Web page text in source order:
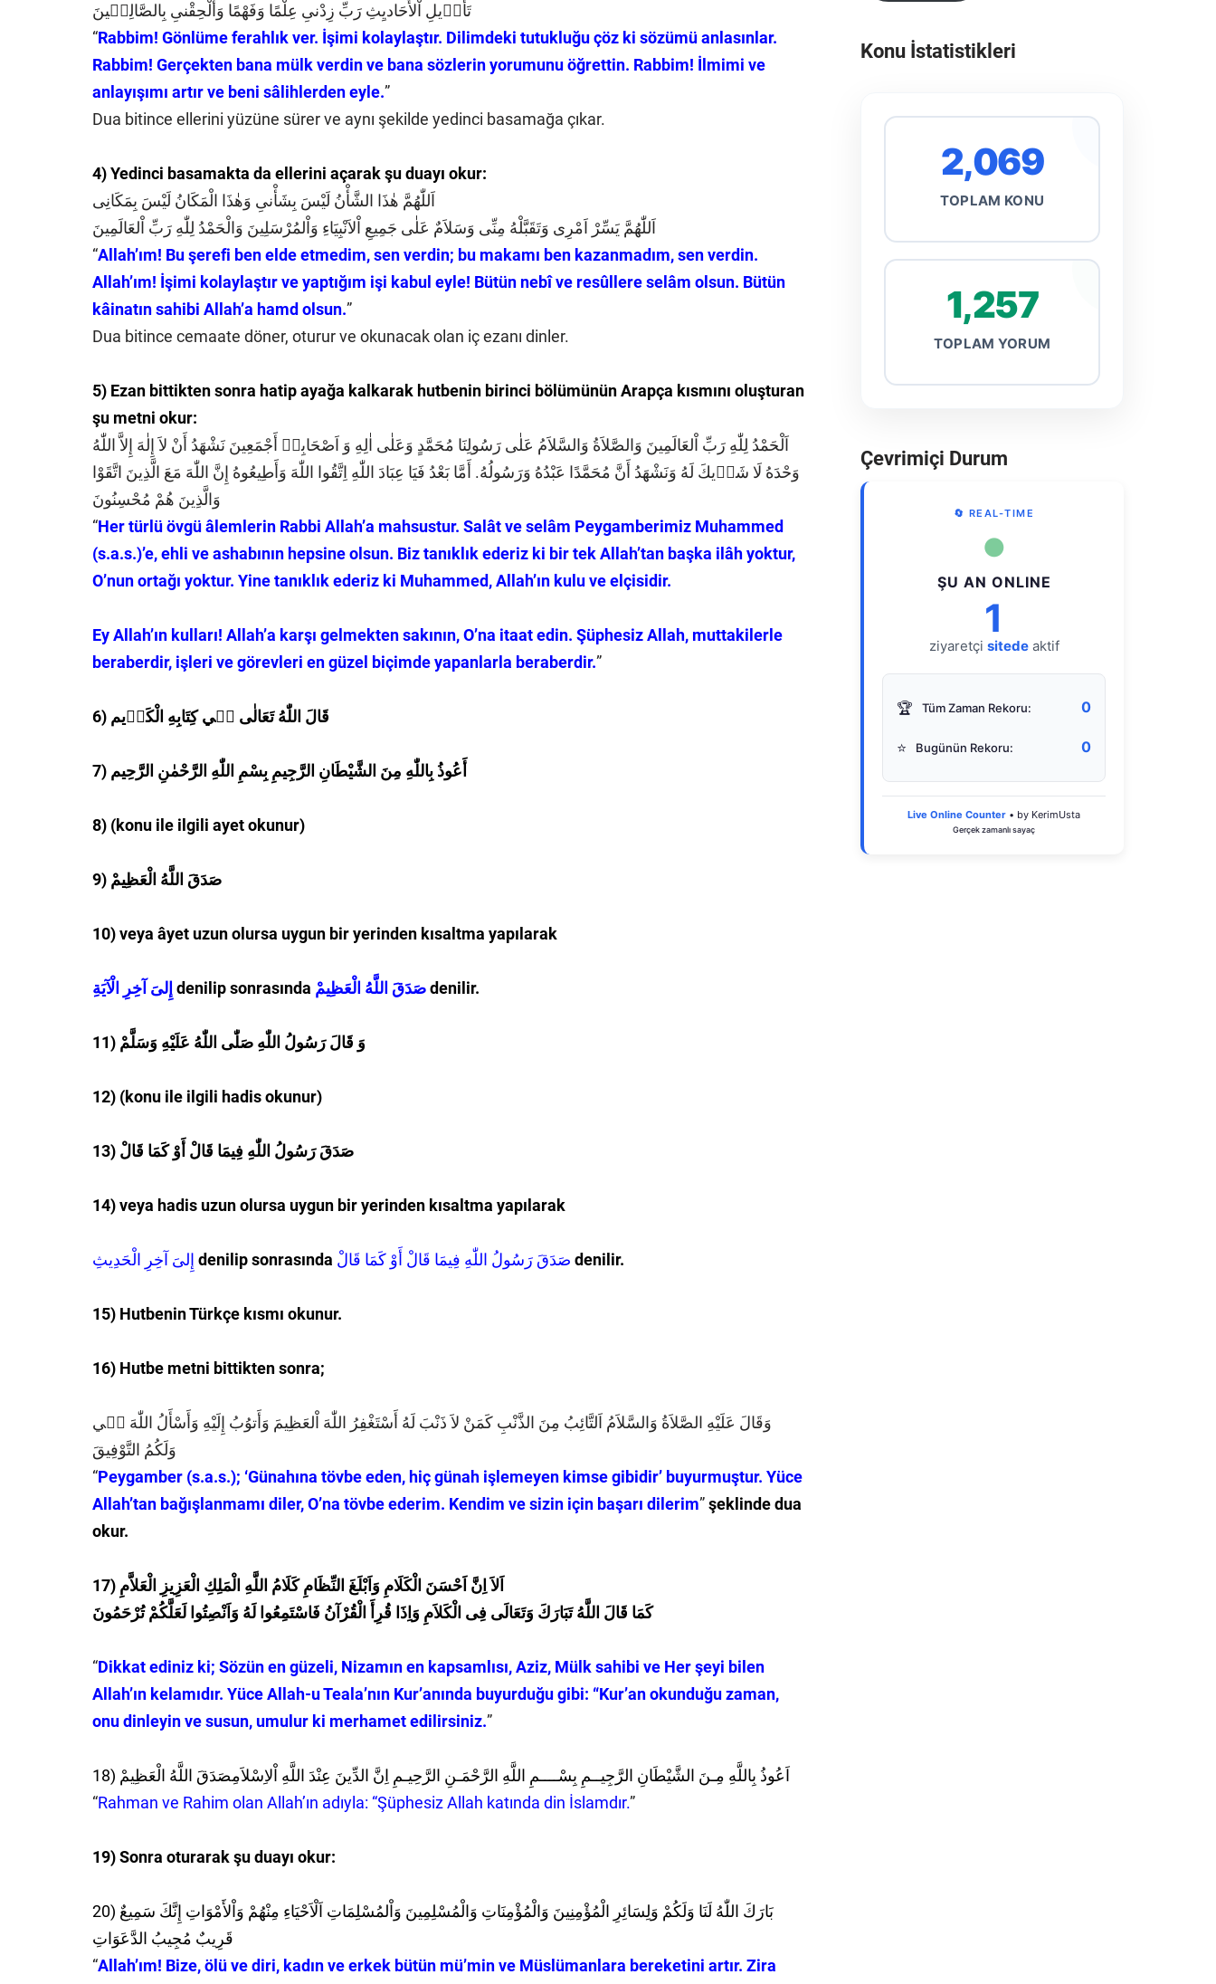
تَأْو۪يلِ اْلأَحَاديِثِ رَبِّ زِدْنىِ عِلْمًا وَفَهْمًا وَأَلْحِقْنىِ بِالصَّالِح۪ينَ
“Rabbim! Gönlüme ferahlık ver. İşimi kolaylaştır. Dilimdeki tutukluğu çöz ki sözümü anlasınlar.
Rabbim! Gerçekten bana mülk verdin ve bana sözlerin yorumunu öğrettin. Rabbim! İlmimi ve
anlayışımı artır ve beni sâlihlerden eyle.”
Dua bitince ellerini yüzüne sürer ve aynı şekilde yedinci basamağa çıkar.
4) Yedinci basamakta da ellerini açarak şu duayı okur:
اَللّٰهُمَّ هٰذَا الشَّأْنُ لَيْسَ بِشَأْنىِ وَهٰذَا الْمَكَانُ لَيْسَ بِمَكَانِى
اَللّٰهُمَّ يَسِّرْ اَمْرِى وَتَقَبَّلْهُ مِنِّى وَسَلاَمٌ عَلٰى جَمِيعِ اْلاَنْبِيَاءِ وَاْلمُرْسَلِينَ وَالْحَمْدُ لِلّٰهِ رَبِّ اْلعَالَمِينَ
“Allah’ım! Bu şerefi ben elde etmedim, sen verdin; bu makamı ben kazanmadım, sen verdin.
Allah’ım! İşimi kolaylaştır ve yaptığım işi kabul eyle! Bütün nebî ve resûllere selâm olsun. Bütün
kâinatın sahibi Allah’a hamd olsun.”
Dua bitince cemaate döner, oturur ve okunacak olan iç ezanı dinler.
5) Ezan bittikten sonra hatip ayağa kalkarak hutbenin birinci bölümünün Arapça kısmını oluşturan
şu metni okur:
اَلْحَمْدُ لِلّٰهِ رَبِّ اْلعَالَمِينَ وَالصَّلاَةُ وَالسَّلاَمُ عَلٰى رَسُولِنَا مُحَمَّدٍ وَعَلٰى اٰلِهِ وَ اَصْحَابِه۪ أَجْمَعِينَ نَشْهَدُ أَنْ لاَ إِلٰهَ إِلاَّ اللّٰهُ
وَحْدَهُ لَا شَر۪يكَ لَهُ وَنَشْهَدُ أَنَّ مُحَمَّدًا عَبْدُهُ وَرَسُولُهُ. أَمَّا بَعْدُ فَيَا عِبَادَ اللّٰهِ اِتَّقُوا اللّٰهَ وَأَطِيعُوهُ إِنَّ اللّٰهَ مَعَ الَّذِينَ اتَّقَوْا
وَالَّذِينَ هُمْ مُحْسِنُونَ
“Her türlü övgü âlemlerin Rabbi Allah’a mahsustur. Salât ve selâm Peygamberimiz Muhammed
(s.a.s.)’e, ehli ve ashabının hepsine olsun. Biz tanıklık ederiz ki bir tek Allah’tan başka ilâh yoktur,
O’nun ortağı yoktur. Yine tanıklık ederiz ki Muhammed, Allah’ın kulu ve elçisidir.
Ey Allah’ın kulları! Allah’a karşı gelmekten sakının, O’na itaat edin. Şüphesiz Allah, muttakilerle
beraberdir, işleri ve görevleri en güzel biçimde yapanlarla beraberdir.”
6) قَالَ اللّٰهُ تَعَالٰى ف۪ي كِتَابِهِ الْكَر۪يم
7) أَعُوذُ بِاللّٰهِ مِنَ الشَّيْطَانِ الرَّجِيمِ بِسْمِ اللّٰهِ الرَّحْمٰنِ الرَّحِيم
8) (konu ile ilgili ayet okunur)
9) صَدَقَ اللَّهُ الْعَظِيمْ
10) veya âyet uzun olursa uygun bir yerinden kısaltma yapılarak
denilip sonrasında denilir.
11) وَ قَالَ رَسُولُ اللّٰهِ صَلّٰى اللّٰهُ عَلَيْهِ وَسَلَّمْ
12) (konu ile ilgili hadis okunur)
13) صَدَقَ رَسُولُ اللّٰهِ فِيمَا قَالْ أَوْ كَمَا قَالْ
14) veya hadis uzun olursa uygun bir yerinden kısaltma yapılarak
denilip sonrasında denilir.
15) Hutbenin Türkçe kısmı okunur.
16) Hutbe metni bittikten sonra;
وَقَالَ عَلَيْهِ الصَّلاَةُ وَالسَّلاَمُ اَلتَّائِبُ مِنَ الذَّنْبِ كَمَنْ لاَ ذَنْبَ لَهُ أَسْتَغْفِرُ اللّٰهَ اْلعَظِيمَ وَأَتوُبُ إِلَيْهِ وَأَسْأَلُ اللّٰهَ ل۪ي
وَلَكُمُ التَّوْفِيقَ
“Peygamber (s.a.s.); ‘Günahına tövbe eden, hiç günah işlemeyen kimse gibidir’ buyurmuştur. Yüce
Allah’tan bağışlanmamı diler, O’na tövbe ederim. Kendim ve sizin için başarı dilerim”şeklinde dua
okur.
17) اَلاَ اِنَّ اَحْسَنَ الْكَلَامِ وَاَبْلَغَ النِّظَامِ كَلَامُ اللَّهِ الْمَلِكِ الْعَزِيزِ الْعَلاَّمِ
كَمَا قَالَ اللَّهُ تَبَارَكَ وَتَعَالَى فِى الْكَلاَمِ وَاِذَا قُرِأَ الْقُرْآنُ فَاسْتَمِعُوا لَهُ وَاَنْصِتُوا لَعَلَّكُمْ تُرْحَمُونَ
“Dikkat ediniz ki; Sözün en güzeli, Nizamın en kapsamlısı, Aziz, Mülk sahibi ve Her şeyi bilen
Allah’ın kelamıdır. Yüce Allah-u Teala’nın Kur’anında buyurduğu gibi: “Kur’an okunduğu zaman,
onu dinleyin ve susun, umulur ki merhamet edilirsiniz.”
18) اَعُوذُ بِاللَّهِ مِـنَ الشَّيْطَانِ الرَّجِيــمِ بِسْــــمِ اللَّهِ الرَّحْمَـنِ الرَّحِيـمِ اِنَّ الدِّينَ عِنْدَ اللَّهِ اْلاِسْلاَمِصَدَقَ اللَّهُ الْعَظِيمْ
“Rahman ve Rahim olan Allah’ın adıyla: “Şüphesiz Allah katında din İslamdır.”
19) Sonra oturarak şu duayı okur:
20) بَارَكَ اللّٰهُ لَنَا وَلَكُمْ وَلِسَائِرِ الْمُؤْمِنِينَ وَالْمُؤْمِنَاتِ وَالْمُسْلِمِينَ وَاْلمُسْلِمَاتِ اَلْاَحْيَاءِ مِنْهُمْ وَاْلأَمْوَاتِ إِنَّكَ سَمِيعٌ
قَرِيبٌ مُجِيبُ الدَّعَوَاتِ
“Allah’ım! Bize, ölü ve diri, kadın ve erkek bütün mü’min ve Müslümanlara bereketini artır. Zira
Konu İstatistikleri
2,069
TOPLAM KONU
1,257
TOPLAM YORUM
Çevrimiçi Durum
🔄 REAL-TIME
●
ŞU AN ONLINE
1
ziyaretçi sitedeaktif
🏆 Tüm Zaman Rekoru: 0
⭐ Bugünün Rekoru: 0
Live Online Counter • by KerimUsta
Gerçek zamanlı sayaç